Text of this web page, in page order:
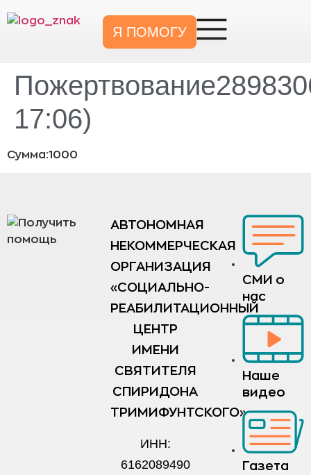
Я ПОМОГУ
17:06)
Сумма:1000
АВТОНОМНАЯ
НЕКОММЕРЧЕСКАЯ
ОРГАНИЗАЦИЯ
«СОЦИАЛЬНО-
РЕАБИЛИТАЦИОННЫЙ
ЦЕНТР
ИМЕНИ
СВЯТИТЕЛЯ
СПИРИДОНА
ТРИМИФУНТСКОГО»
ИНН:
6162089490
СМИ о
нас
Наше
видео
Газета